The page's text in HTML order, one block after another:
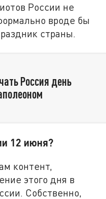
России не
вроде бы
страны.
Россия день
12 июня?
контент,
этого дня в
Собственно,